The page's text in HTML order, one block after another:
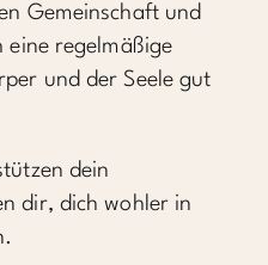
Gemeinschaft und
eine regelmäßige
und der Seele gut
dein
dir, dich wohler in